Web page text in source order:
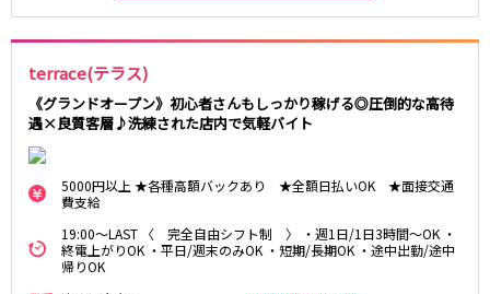
terrace(テラス)
《グランドオープン》初心者さんもしっかり稼げる◎圧倒的な高待
遇×良質客層♪洗練された店内で気軽バイト
5000円以上 ★各種高額バックあり ★全額日払いOK ★面接交通
費支給
19:00～LAST 〈 完全自由シフト制 〉 ・週1日/1日3時間～OK ・
終電上がりOK ・平日/週末のみOK ・短期/長期OK ・途中出勤/途中
帰りOK
品川駅
大磯駅
戸塚駅
辻堂駅
横浜駅
渋谷駅
武蔵小杉駅
自由が丘駅
代官山駅
新丸子駅
学芸大学駅